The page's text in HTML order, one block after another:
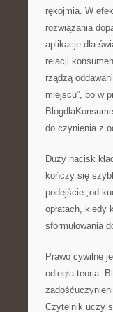
rękojmia. W
rozwiązania
aplikacje dla
relacji
rządzą
miejscu”, bo w
do czynienia z
Duży nacisk
kończy się
podejście „od
opłatach, kiedy
sformułowania
Prawo cywilne
odległa teoria.
Czytelnik uczy